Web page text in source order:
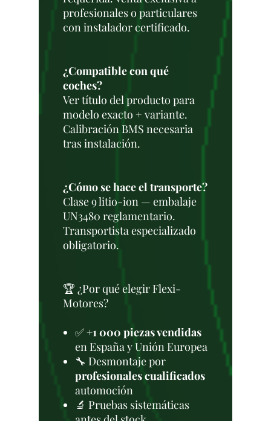
profesionales o particulares
con instalador certificado.
¿Compatible con qué
coches?
Ver título del producto para
modelo exacto + variante.
Calibración BMS necesaria
tras instalación.
¿Cómo se hace el transporte?
Clase 9 litio-ion — embalaje
UN3480 reglamentario.
Transportista especializado
obligatorio.
🏆 ¿Por qué elegir Flexi-
Motores?
✅+1 000 piezas vendidas
en España y Unión Europea
🔧 Desmontaje por
profesionales cualificados
automoción
🔬 Pruebas sistemáticas